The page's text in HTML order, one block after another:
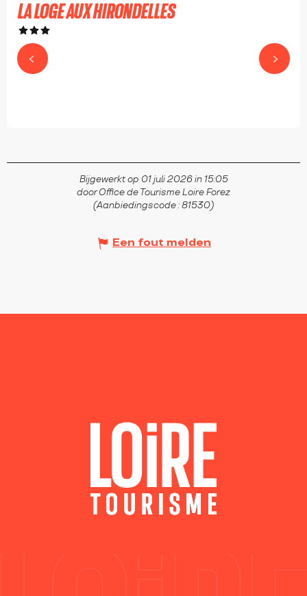
LA LOGE AUX HIRONDELLES
SAIL-SOUS-COUZAN
Bijgewerkt op 01 juli 2026 in 15:05
door Office de Tourisme Loire Forez
(Aanbiedingscode :81530)
Een fout melden